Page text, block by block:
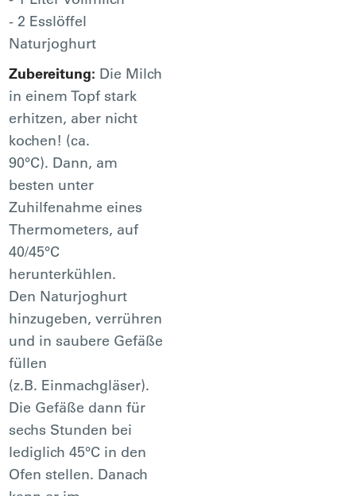
- 2 Esslöffel
Naturjoghurt
Zubereitung: Die Milch
in einem Topf stark
erhitzen, aber nicht
kochen! (ca.
90°C). Dann, am
besten unter
Zuhilfenahme eines
Thermometers, auf
40/45°C
herunterkühlen.
Den Naturjoghurt
hinzugeben, verrühren
und in saubere Gefäße
füllen
(z.B. Einmachgläser).
Die Gefäße dann für
sechs Stunden bei
lediglich 45°C in den
Ofen stellen. Danach